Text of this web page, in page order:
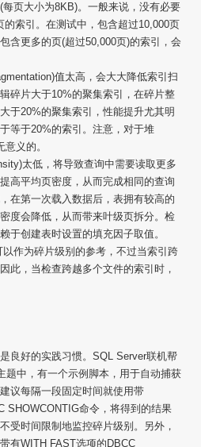
页大小为8KB)。一般来说，没有必要
的索引。在测试中，包含超过10,000页
含更多的页(超过50,000页)的索引，会
值太高，会大大降低索引扫
碎片大于10%的聚集索引，在碎片整
于20%的聚集索引，性能提升尤其明
等于20%的索引。注意，对于堆
义的。
太低，将导致查询中需要读取更多
高平均页密度，从而完成相同的查询
在第一次载入数据后，表拥有较高的
度会降低，从而带来叶级页拆分。检
于创建表时设置的填充因子取值。
作为碎片级别的参考，不过当索引跨
此，当检查跨越多个文件的索引时，
良好的实践习惯。SQL Server联机帮
题中，有一个示例脚本，用于自动捕获
议每隔一段固定时间就使用带
SHOWCONTIG命令，将得到的结果
受时间限制地监控碎片级别。另外，
有WITH FAST选项的DBCC